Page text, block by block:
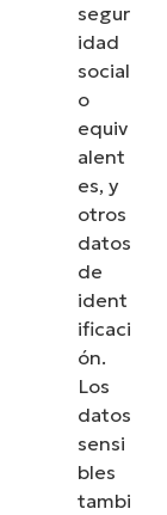
segur
idad
social
o
equiv
alent
es, y
otros
datos
de
ident
ificaci
ón.
Los
datos
sensi
bles
tambi